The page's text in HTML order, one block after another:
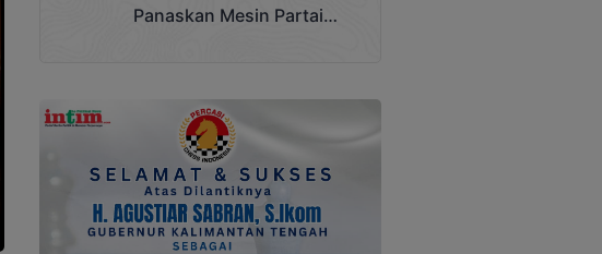
Panaskan Mesin Partai